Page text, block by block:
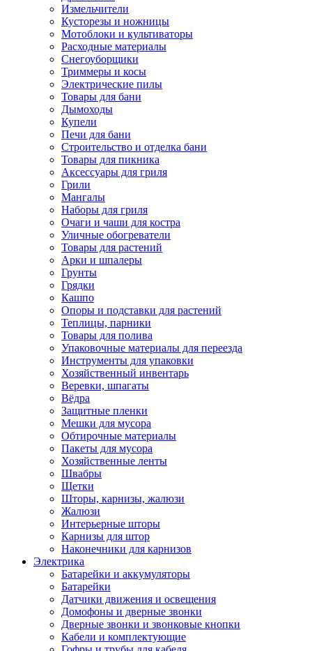
Измельчители
Кусторезы и ножницы
Мотоблоки и культиваторы
Расходные материалы
Снегоуборщики
Триммеры и косы
Электрические пилы
Товары для бани
Дымоходы
Купели
Печи для бани
Строительство и отделка бани
Товары для пикника
Аксессуары для гриля
Грили
Мангалы
Наборы для гриля
Очаги и чаши для костра
Уличные обогреватели
Товары для растений
Арки и шпалеры
Грунты
Грядки
Кашпо
Опоры и подставки для растений
Теплицы, парники
Товары для полива
Упаковочные материалы для переезда
Инструменты для упаковки
Хозяйственный инвентарь
Веревки, шпагаты
Вёдра
Защитные пленки
Мешки для мусора
Обтирочные материалы
Пакеты для мусора
Хозяйственные ленты
Швабры
Щетки
Шторы, карнизы, жалюзи
Жалюзи
Интерьерные шторы
Карнизы для штор
Наконечники для карнизов
Электрика
Батарейки и аккумуляторы
Батарейки
Датчики движения и освещения
Домофоны и дверные звонки
Дверные звонки и звонковые кнопки
Кабели и комплектующие